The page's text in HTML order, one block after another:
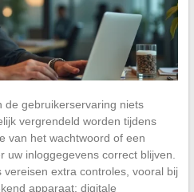
de gebruikerservaring niets
vergrendeld worden tijdens
van het wachtwoord of een
uw inloggegevens correct blijven.
vereisen extra controles, vooral bij
apparaat: digitale